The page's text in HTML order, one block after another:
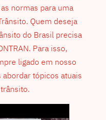
normas para uma
Quem deseja
do Brasil precisa
Para isso,
ligado em nosso
tópicos atuais